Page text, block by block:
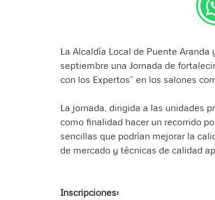
La Alcaldía Local de Puente
septiembre una Jornada de
con los Expertos” en los salones
La jornada, dirigida a las unidades
como finalidad hacer un recorrido
sencillas que podrían mejorar la
de mercado y técnicas de calidad
Inscripciones: